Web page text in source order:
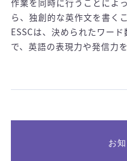
ら、独創的な英作文を書く
ESSCは、決められたワー
で、英語の表現力や発信力
お